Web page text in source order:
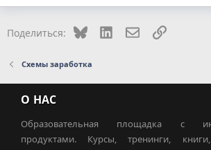
Поделиться: Bluesky LinkedInЭлектронная
Ссылка
Схемы заработка
О НАС
Образовательная площадка с
продуктами. Курсы, тренинги,